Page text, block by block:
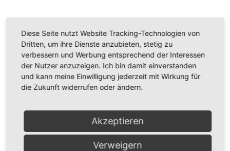
flexible Regalkonfigurationen durch einzeln anpassbare
Spaltenbreiten und Fachhöhen
Integration einer verbesserten 64-Bit Version des 3D-Kernel /
Diese Seite nutzt Website Tracking-Technologien von
Dritten, um ihre Dienste anzubieten, stetig zu
verbessern und Werbung entsprechend der Interessen
der Nutzer anzuzeigen. Ich bin damit einverstanden
und kann meine Einwilligung jederzeit mit Wirkung für
die Zukunft widerrufen oder ändern.
Akzeptieren
Verweigern